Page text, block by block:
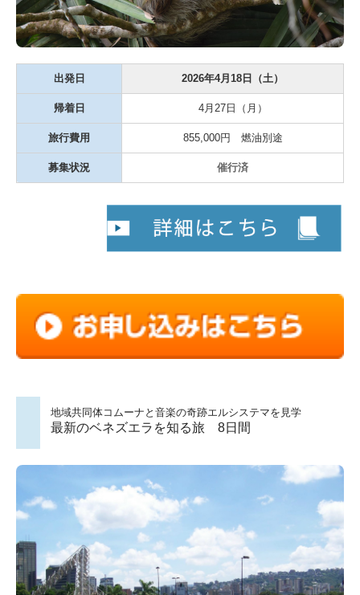
出発日 2026年4月18日（土）
帰着日 4月27日（月）
旅行費用 855,000円 燃油別途
募集状況 催行済
地域共同体コムーナと音楽の奇跡エルシステマを見学
最新のベネズエラを知る旅 8日間